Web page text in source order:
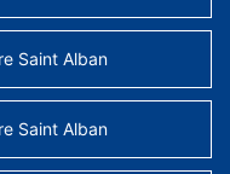
Saint Alban
Saint Alban